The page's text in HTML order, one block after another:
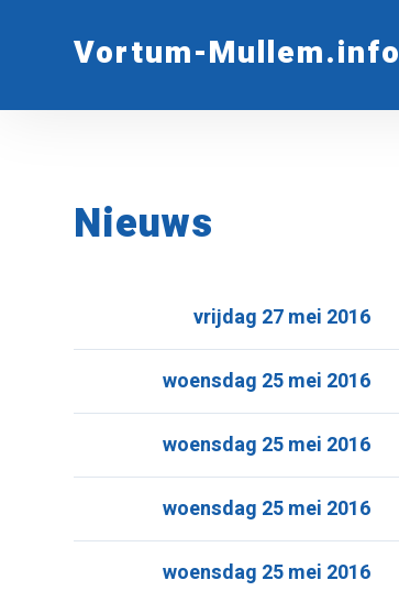
Vortum-Mullem.info
Nieuws
vrijdag 27 mei 2016
woensdag 25 mei 2016
woensdag 25 mei 2016
woensdag 25 mei 2016
woensdag 25 mei 2016